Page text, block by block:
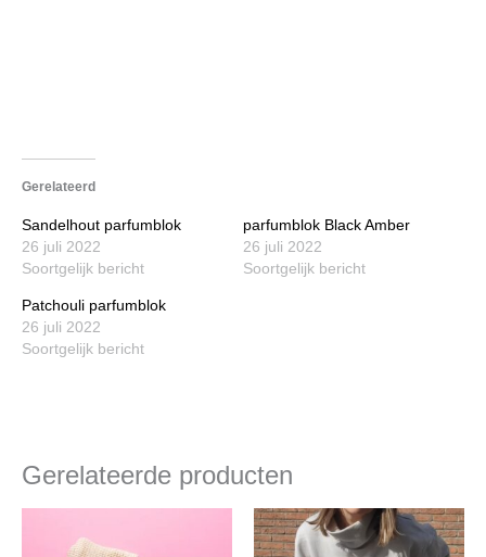
Gerelateerd
Sandelhout parfumblok
26 juli 2022
Soortgelijk bericht
parfumblok Black Amber
26 juli 2022
Soortgelijk bericht
Patchouli parfumblok
26 juli 2022
Soortgelijk bericht
Gerelateerde producten